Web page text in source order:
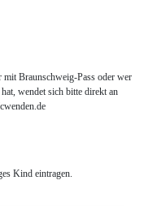
Braunschweig-Pass oder wer
wendet sich bitte direkt an
Kind eintragen.